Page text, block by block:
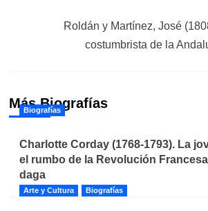
Roldán y Martínez, José
costumbrista de la
Más Biografías
Biografías
Charlotte Corday (1768-1793). La
el rumbo de la Revolución
daga
Arte y Cultura Biografías